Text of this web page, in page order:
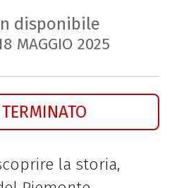
disponibile
MAGGIO 2025
la storia,